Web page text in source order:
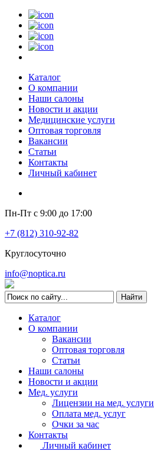
Каталог
О компании
Наши салоны
Новости и акции
Медицинские услуги
Оптовая торговля
Вакансии
Статьи
Контакты
Личный кабинет
Пн-Пт с 9:00 до 17:00
+7 (812) 310-92-82
Круглосуточно
info@noptica.ru
Каталог
О компании
Вакансии
Оптовая торговля
Статьи
Наши салоны
Новости и акции
Мед. услуги
Лицензии на мед. услуги
Оплата мед. услуг
Очки за час
Контакты
Личный кабинет